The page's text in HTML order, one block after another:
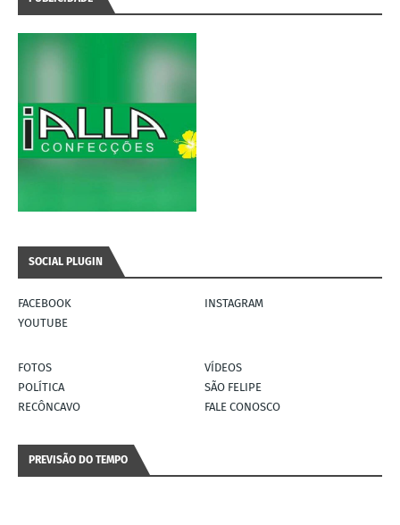
SOCIAL PLUGIN
FACEBOOK
INSTAGRAM
YOUTUBE
FOTOS
VÍDEOS
POLÍTICA
SÃO FELIPE
RECÔNCAVO
FALE CONOSCO
PREVISÃO DO TEMPO